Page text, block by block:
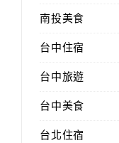
南投美食
台中住宿
台中旅遊
台中美食
台北住宿